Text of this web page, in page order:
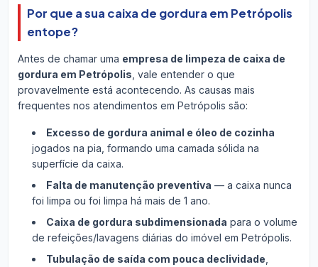
Por que a sua caixa de gordura em Petrópolis
entope?
Antes de chamar uma empresa de limpeza de caixa de
gordura em Petrópolis , vale entender o que
provavelmente está acontecendo. As causas mais
frequentes nos atendimentos em Petrópolis são:
Excesso de gordura animal e óleo de cozinha
jogados na pia, formando uma camada sólida na
superfície da caixa.
Falta de manutenção preventiva — a caixa nunca
foi limpa ou foi limpa há mais de 1 ano.
Caixa de gordura subdimensionada para o volume
de refeições/lavagens diárias do imóvel em Petrópolis.
Tubulação de saída com pouca declividade